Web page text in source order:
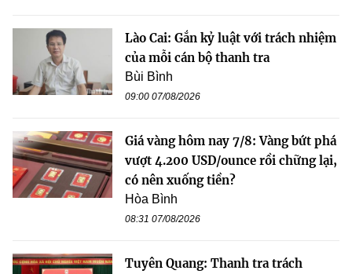
Lào Cai: Gắn kỷ luật với trách nhiệm
của mỗi cán bộ thanh tra
Bùi Bình
09:00 07/08/2026
Giá vàng hôm nay 7/8: Vàng bứt phá
vượt 4.200 USD/ounce rồi chững lại,
có nên xuống tiền?
Hòa Bình
08:31 07/08/2026
Tuyên Quang: Thanh tra trách